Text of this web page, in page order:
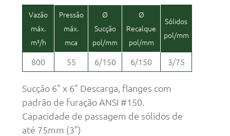
Vazão
máx.
m³/h
Pressão
máx.
mca
Ø
Sucção
pol/mm
Ø
Recalque
pol/mm
Sólidos
pol/mm
800 55 6/150 6/150 3/75
Sucção 6” x 6” Descarga, flanges com
padrão de furação ANSI #150.
Capacidade de passagem de sólidos de
até 75mm (3”)